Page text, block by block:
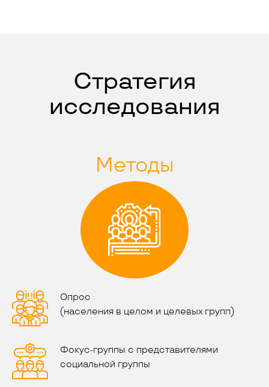
Стратегия
исследования
Методы
Опрос
(населения в целом и целевых групп)
Фокус-группы с представителями
социальной группы